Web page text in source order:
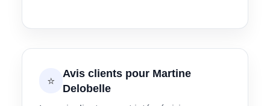
⭐
Avis clients pour Martine
Delobelle